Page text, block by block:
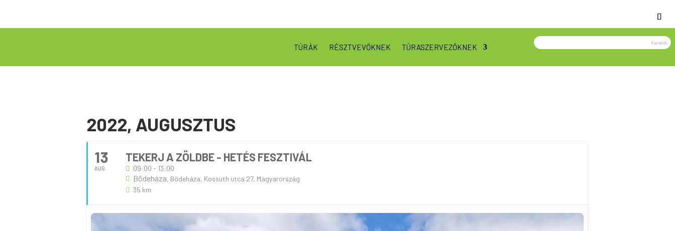
TÚRÁK RÉSZTVEVŐKNEK TÚRASZERVEZŐKNEK
2022, AUGUSZTUS
13
AUG.
TEKERJ A ZÖLDBE - HETÉS FESZTIVÁL
09:00 - 13:00
Bödeháza, Bödeháza, Kossuth utca 27, Magyarország
35 km